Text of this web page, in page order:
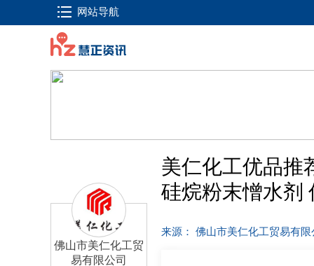
网站导航
佛山市美仁化工贸
易有限公司
美仁化工优品推
硅烷粉末憎水剂
来源： 佛山市美仁化工贸易有